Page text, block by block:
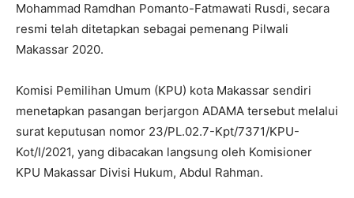
Mohammad Ramdhan Pomanto-Fatmawati Rusdi, secara
resmi telah ditetapkan sebagai pemenang Pilwali
Makassar 2020.
Komisi Pemilihan Umum (KPU) kota Makassar sendiri
menetapkan pasangan berjargon ADAMA tersebut melalui
surat keputusan nomor 23/PL.02.7-Kpt/7371/KPU-
Kot/I/2021, yang dibacakan langsung oleh Komisioner
KPU Makassar Divisi Hukum, Abdul Rahman.